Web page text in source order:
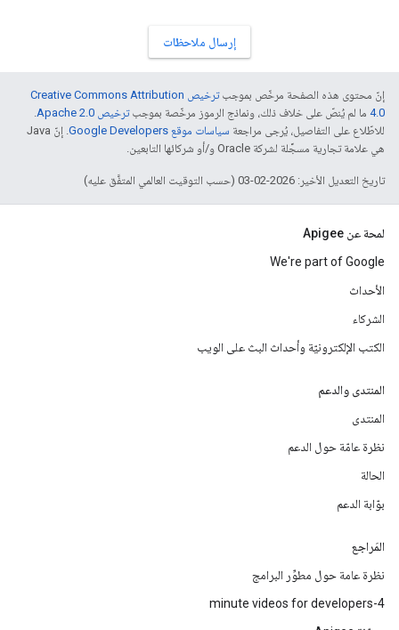
إرسال ملاحظات
إنّ محتوى هذه الصفحة مرخّص بموجب
ترخيص Creative Commons Attribution
4.0‏ ما لم يُنصّ على خلاف ذلك، ونماذج الرموز مرخّصة بموجبترخيص Apache 2.0‏
.
للاطّلاع على التفاصيل، يُرجى مراجعة سياسات موقع Google Developers‏
. إنّ Java
هي علامة تجارية مسجَّلة لشركة Oracle و/أو شركائها التابعين.
تاريخ التعديل الأخير: 2026-02-03 (حسب التوقيت العالمي المتفَّق عليه)
لمحة عن Apigee
We're part of Google
الأحداث
الشركاء
الكتب الإلكترونيّة وأحداث البث على الويب
المنتدى والدعم
المنتدى
نظرة عامّة حول الدعم
الحالة
بوّابة الدعم
المَراجع
نظرة عامة حول مطوِّر البرامج
4-minute videos for developers